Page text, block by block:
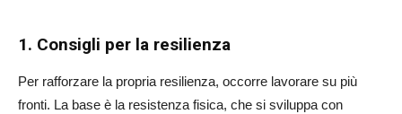
1. Consigli per la resilienza
Per rafforzare la propria resilienza, occorre lavorare su più
fronti. La base è la resistenza fisica, che si sviluppa con